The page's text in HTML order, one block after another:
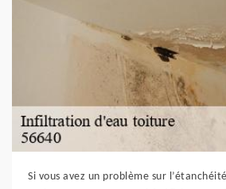
Si vous avez un problème sur